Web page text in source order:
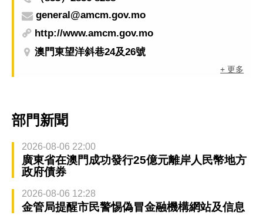
general@amcm.gov.mo
http://www.amcm.gov.mo
澳門東望洋斜巷24及26號
+ 更多
部門新聞
2026-08-06 22:00
廣東省在澳門成功發行25億元離岸人民幣地方
政府債券
2026-08-06 12:28
金管局提醒市民警惕偽冒金融機構網站及信息